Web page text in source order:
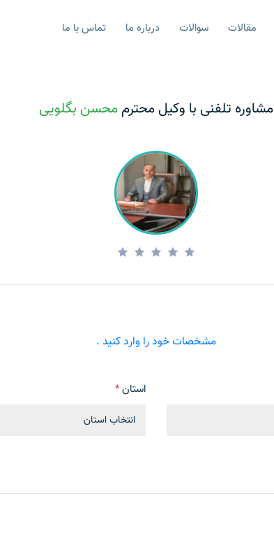
مقالات سوالات درباره ما تماس با ما
مشاوره تلفنی با وکیل محترممحسن بگلویی
مشخصات خود را وارد کنید .
استان*